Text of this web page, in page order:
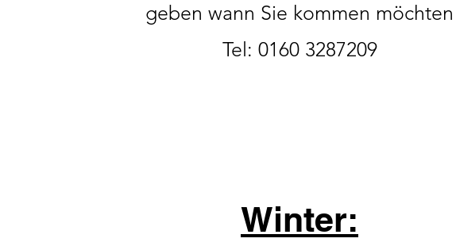
geben wann Sie kommen möchten
Tel: 0160 3287209
Winter: